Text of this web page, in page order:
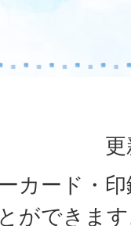
カード・
ができま